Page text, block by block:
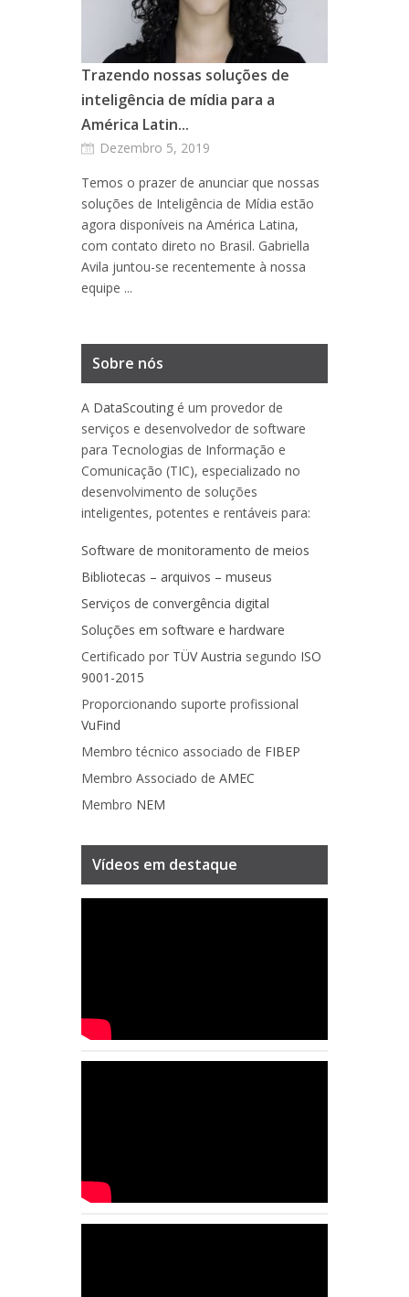
Trazendo nossas soluções de
inteligência de mídia para a
América Latin...
Dezembro 5, 2019
Temos o prazer de anunciar que nossas
soluções de Inteligência de Mídia estão
agora disponíveis na América Latina,
com contato direto no Brasil. Gabriella
Avila juntou-se recentemente à nossa
equipe ...
Sobre nós
A DataScouting é um provedor de
serviços e desenvolvedor de software
para Tecnologias de Informação e
Comunicação (TIC), especializado no
desenvolvimento de soluções
inteligentes, potentes e rentáveis para:
Software de monitoramento de meios
Bibliotecas – arquivos – museus
Serviços de convergência digital
Soluções em software e hardware
Certificado por TÜV Austria segundo ISO
9001-2015
Proporcionando suporte profissional
VuFind
Membro técnico associado de FIBEP
Membro Associado de AMEC
Membro NEM
Vídeos em destaque